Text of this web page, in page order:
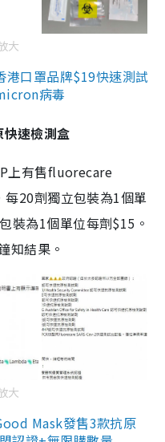
大
港口罩品牌$19快速測試
病毒
速檢測盒
上有售fluorecare
每20劑獨立包裝為1個單
裝為1個單位每劑$15。
知結果。
大
Mask發售3款抗原